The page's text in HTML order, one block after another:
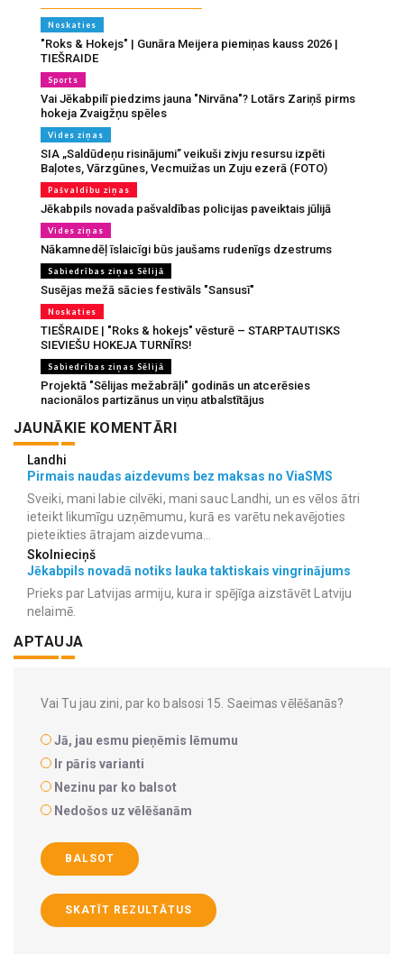
Noskaties
"Roks & Hokejs" | Gunāra Meijera piemiņas kauss 2026 |
TIEŠRAIDE
Sports
Vai Jēkabpilī piedzims jauna "Nirvāna"? Lotārs Zariņš pirms
hokeja Zvaigžņu spēles
Vides ziņas
SIA „Saldūdeņu risinājumi” veikuši zivju resursu izpēti
Baļotes, Vārzgūnes, Vecmuižas un Zuju ezerā (FOTO)
Pašvaldību ziņas
Jēkabpils novada pašvaldības policijas paveiktais jūlijā
Vides ziņas
Nākamnedēļ īslaicīgi būs jaušams rudenīgs dzestrums
Sabiedrības ziņas Sēlijā
Susējas mežā sācies festivāls "Sansusī"
Noskaties
TIEŠRAIDE | "Roks & hokejs" vēsturē – STARPTAUTISKS
SIEVIEŠU HOKEJA TURNĪRS!
Sabiedrības ziņas Sēlijā
Projektā "Sēlijas mežabrāļi" godinās un atcerēsies
nacionālos partizānus un viņu atbalstītājus
JAUNĀKIE KOMENTĀRI
Landhi
Pirmais naudas aizdevums bez maksas no ViaSMS
Sveiki, mani labie cilvēki, mani sauc Landhi, un es vēlos ātri
ieteikt likumīgu uzņēmumu, kurā es varētu nekavējoties
pieteikties ātrajam aizdevuma...
Skolnieciņš
Jēkabpils novadā notiks lauka taktiskais vingrinājums
Prieks par Latvijas armiju, kura ir spējīga aizstāvēt Latviju
nelaimē.
APTAUJA
Vai Tu jau zini, par ko balsosi 15. Saeimas vēlēšanās?
Jā, jau esmu pieņēmis lēmumu
Ir pāris varianti
Nezinu par ko balsot
Nedošos uz vēlēšanām
BALSOT
SKATĪT REZULTĀTUS